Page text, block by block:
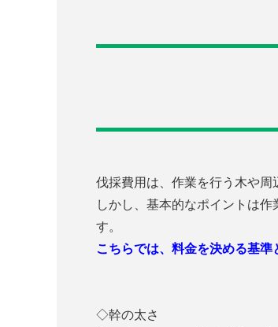
伐採費用は、作業を行う木や周
しかし、基本的なポイントは
す。
こちらでは、料金を決める基準
◇幹の太さ